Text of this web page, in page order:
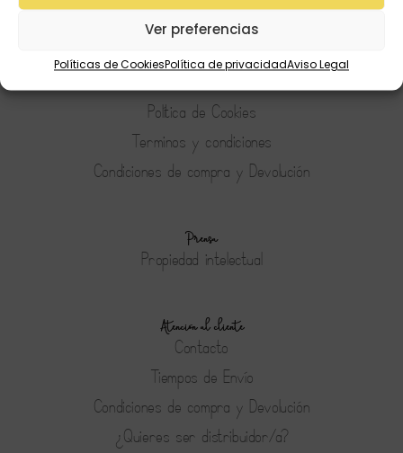
Ver preferencias
Políticas de CookiesPolítica de privacidadAviso Legal
Tienda
Aviso Legal
Política de Cookies
Terminos y condiciones
Condiciones de compra y Devolución
Prensa
Propiedad intelectual
Atención al cliente
Contacto
Tiempos de Envío
Condiciones de compra y Devolución
¿Quieres ser distribuidor/a?